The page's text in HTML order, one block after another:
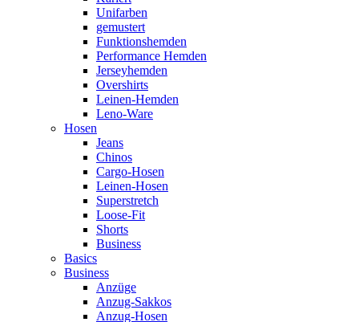
Unifarben
gemustert
Funktionshemden
Performance Hemden
Jerseyhemden
Overshirts
Leinen-Hemden
Leno-Ware
Hosen
Jeans
Chinos
Cargo-Hosen
Leinen-Hosen
Superstretch
Loose-Fit
Shorts
Business
Basics
Business
Anzüge
Anzug-Sakkos
Anzug-Hosen